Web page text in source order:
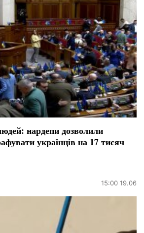
нардепи дозволили
українців на 17 тисяч
15:00 19.06